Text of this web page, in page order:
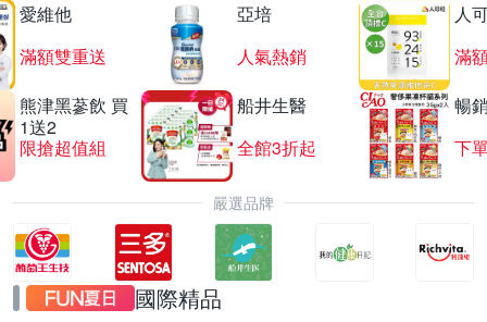
愛維他
滿額雙重送
亞培
人氣熱銷
人
滿
熊津黑蔘飲 買
1送2
限搶超值組
船井生醫
全館3折起
暢
下
嚴選品牌
國際精品